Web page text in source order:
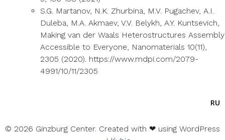
S.G. Martanov, N.K. Zhurbina, M.V. Pugachev, A.I.
Duleba, M.A. Akmaev, V.V. Belykh, A.Y. Kuntsevich,
Making van der Waals Heterostructures Assembly
Accessible to Everyone, Nanomaterials 10(11),
2305 (2020). https://www.mdpi.com/2079-
4991/10/11/2305
RU
© 2026 Ginzburg Center. Created with ❤ using WordPress